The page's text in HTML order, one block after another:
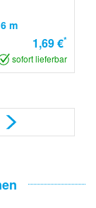
m
1,69 €*
sofort lieferbar